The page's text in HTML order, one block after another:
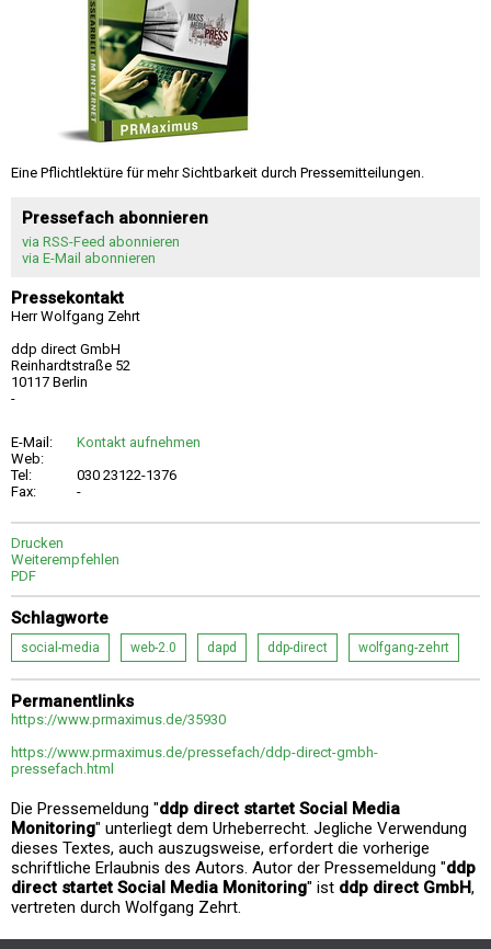
Eine Pflichtlektüre für mehr Sichtbarkeit durch Pressemitteilungen.
Pressefach abonnieren
via RSS-Feed abonnieren
via E-Mail abonnieren
Pressekontakt
Herr Wolfgang Zehrt
ddp direct GmbH
Reinhardtstraße 52
10117 Berlin
-
E-Mail:
Kontakt aufnehmen
Web:
Tel:
030 23122-1376
Fax:
-
Drucken
Weiterempfehlen
PDF
Schlagworte
social-media web-2.0 dapd ddp-direct wolfgang-zehrt
Permanentlinks
https://www.prmaximus.de/35930
https://www.prmaximus.de/pressefach/ddp-direct-gmbh-
pressefach.html
Die Pressemeldung "ddp direct startet Social Media
Monitoring" unterliegt dem Urheberrecht. Jegliche Verwendung
dieses Textes, auch auszugsweise, erfordert die vorherige
schriftliche Erlaubnis des Autors. Autor der Pressemeldung "ddp
direct startet Social Media Monitoring" ist ddp direct GmbH,
vertreten durch Wolfgang Zehrt.